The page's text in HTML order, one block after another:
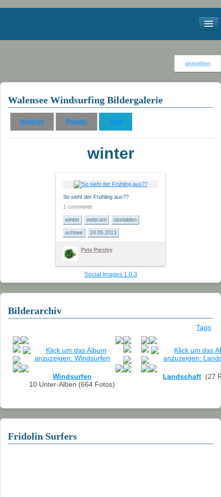
Impressum
Services
Windstatistik Walensee
2008
2007
2005
2004
Links
anmelden
Walensee Windsurfing Bildergalerie
Neueste Populär Tags
winter
So sieht der Frühling aus??
1 comments
winter webcam obstalden
schnee 24.05.2013
Pete Parsley
Social Images 1.0.3
Bilderarchiv
Tags
Windsurfen
10 Unter-Alben (664 Fotos)
Landschaft (27
Fridolin Surfers